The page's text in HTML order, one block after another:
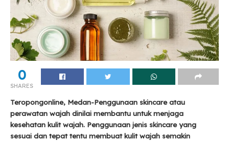
0
SHARES
Teropongonline, Medan-Penggunaan skincare atau
perawatan wajah dinilai membantu untuk menjaga
kesehatan kulit wajah. Penggunaan jenis skincare yang
sesuai dan tepat tentu membuat kulit wajah semakin